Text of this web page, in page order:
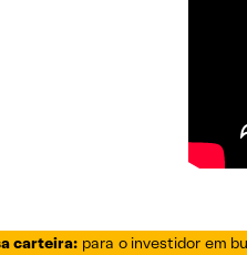
carteira: para o investidor em